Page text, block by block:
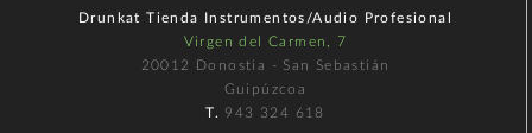
Drunkat Tienda Instrumentos/Audio Profesional
Virgen del Carmen, 7
20012 Donostia - San Sebastián
Guipúzcoa
T. 943 324 618